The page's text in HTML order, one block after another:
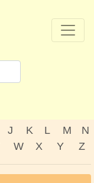
J K L M
N
W X Y Z